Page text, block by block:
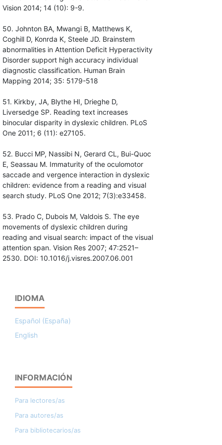
Vision 2014; 14 (10): 9-9.
50. Johnton BA, Mwangi B, Matthews K,
Coghill D, Konrda K, Steele JD. Brainstem
abnormalities in Attention Deficit Hyperactivity
Disorder support high accuracy individual
diagnostic classification. Human Brain
Mapping 2014; 35: 5179-518
51. Kirkby, JA, Blythe HI, Drieghe D,
Liversedge SP. Reading text increases
binocular disparity in dyslexic children. PLoS
One 2011; 6 (11): e27105.
52. Bucci MP, Nassibi N, Gerard CL, Bui-Quoc
E, Seassau M. Immaturity of the oculomotor
saccade and vergence interaction in dyslexic
children: evidence from a reading and visual
search study. PLoS One 2012; 7(3):e33458.
53. Prado C, Dubois M, Valdois S. The eye
movements of dyslexic children during
reading and visual search: impact of the visual
attention span. Vision Res 2007; 47:2521–
2530. DOI: 10.1016/j.visres.2007.06.001
IDIOMA
Español (España)
English
INFORMACIÓN
Para lectores/as
Para autores/as
Para bibliotecarios/as